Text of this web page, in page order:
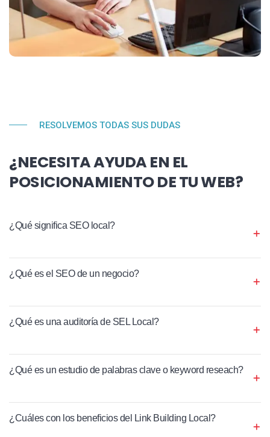
RESOLVEMOS TODAS SUS DUDAS
¿NECESITA AYUDA EN EL
POSICIONAMIENTO DE TU WEB?
¿Qué significa SEO local?
¿Qué es el SEO de un negocio?
¿Qué es una auditoría de SEL Local?
¿Qué es un estudio de palabras clave o keyword reseach?
¿Cuáles con los beneficios del Link Building Local?